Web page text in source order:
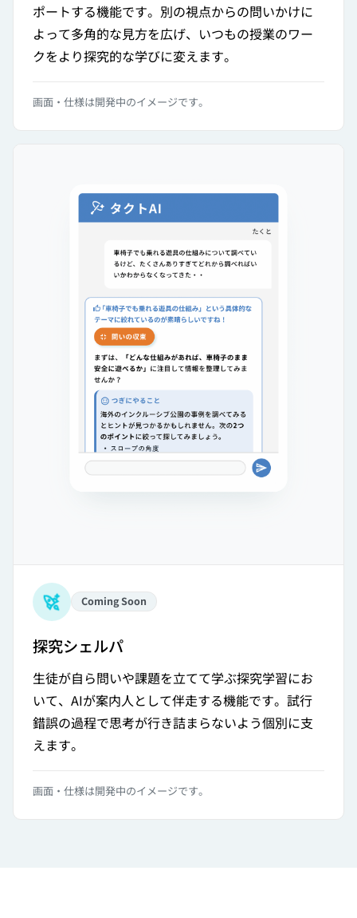
ポートする機能です。別の視点からの問いかけに
よって多角的な見方を広げ、いつもの授業のワー
クをより探究的な学びに変えます。
画面・仕様は開発中のイメージです。
Coming Soon
探究シェルパ
生徒が自ら問いや課題を立てて学ぶ探究学習にお
いて、AIが案内人として伴走する機能です。試行
錯誤の過程で思考が行き詰まらないよう個別に支
えます。
画面・仕様は開発中のイメージです。